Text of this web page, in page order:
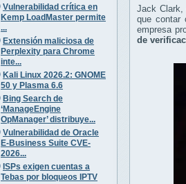
Vulnerabilidad crítica en
Kemp LoadMaster permite
...
Extensión maliciosa de
Perplexity para Chrome
inte...
Kali Linux 2026.2: GNOME
50 y Plasma 6.6
Bing Search de
‘ManageEngine
OpManager’ distribuye...
Vulnerabilidad de Oracle
E-Business Suite CVE-
2026...
ISPs exigen cuentas a
Tebas por bloqueos IPTV
Jack Clark,
que contar
empresa
de